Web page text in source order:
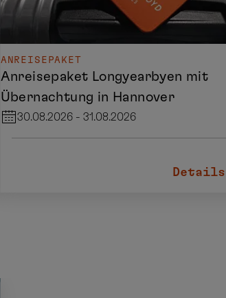
ANREISEPAKET
Anreisepaket Longyearbyen mit
Übernachtung in Hannover
30.08.2026 - 31.08.2026
Details